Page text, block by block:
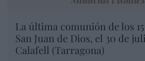
La última comunión de los
San Juan de Dios, el 30 de
Calafell (Tarragona)